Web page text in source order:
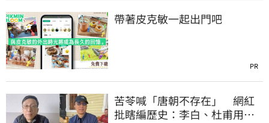
帶著皮克敏一起出門吧
PR
苦苓喊「唐朝不存在」 網紅
批瞎編歷史：李白、杜甫用鮮